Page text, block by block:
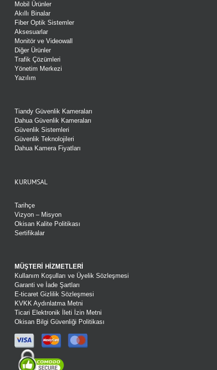
Mobil Ürünler
Akıllı Binalar
Fiber Optik Sistemler
Aksesuarlar
Monitör ve Videowall
Diğer Ürünler
Trafik Çözümleri
Yönetim Merkezi
Yazılım
Tiandy Güvenlik Kameraları
Dahua Güvenlik Kameraları
Güvenlik Sistemleri
Güvenlik Teknolojileri
Dahua Kamera Fiyatları
KURUMSAL
Tarihçe
Vizyon – Misyon
Okisan Kalite Politikası
Sertifikalar
MÜŞTERİ HİZMETLERİ
Kullanım Koşulları ve Üyelik Sözleşmesi
Garanti ve İade Şartları
E-ticaret Gizlilik Sözleşmesi
KVKK Aydınlatma Metni
Ticari Elektronik İleti İzin Metni
Okisan Bilgi Güvenliği Politikası